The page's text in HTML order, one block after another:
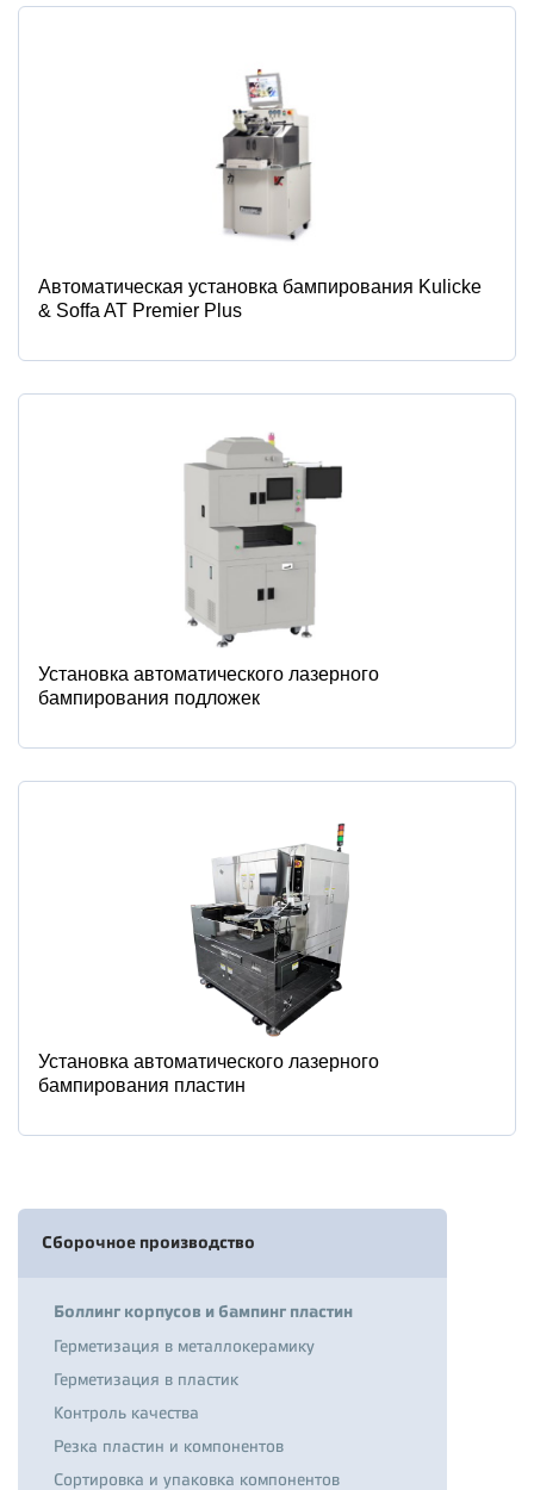
Автоматическая установка бампирования Kulicke
& Soffa AT Premier Plus
Установка автоматического лазерного
бампирования подложек
Установка автоматического лазерного
бампирования пластин
Сборочное производство
Боллинг корпусов и бампинг пластин
Герметизация в металлокерамику
Герметизация в пластик
Контроль качества
Резка пластин и компонентов
Сортировка и упаковка компонентов